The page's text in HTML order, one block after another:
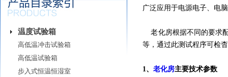
温度试验箱
高低温冲击试验箱
高低温试验箱
步入式恒温恒湿室
广泛应用于电源电子、电
老化房根据不同的要求
等，通过此测试程序可检
1、 老化房主要技术参数